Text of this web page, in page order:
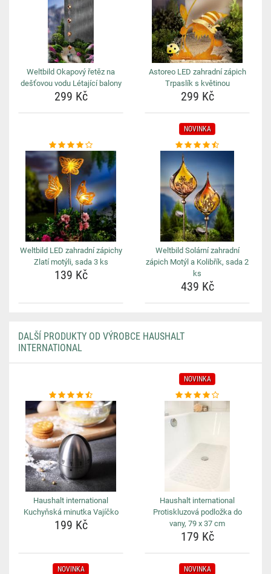
Weltbild Okapový řetěz na
dešťovou vodu Létající balony
299 Kč
Astoreo LED zahradní zápich
Trpaslík s květinou
299 Kč
Weltbild LED zahradní zápichy
Zlatí motýli, sada 3 ks
139 Kč
NOVINKA
Weltbild Solární zahradní
zápich Motýl a Kolibřík, sada 2
ks
439 Kč
DALŠÍ PRODUKTY OD VÝROBCE HAUSHALT
INTERNATIONAL
Haushalt international
Kuchyňská minutka Vajíčko
199 Kč
NOVINKA
Haushalt international
Protiskluzová podložka do
vany, 79 x 37 cm
179 Kč
NOVINKA NOVINKA